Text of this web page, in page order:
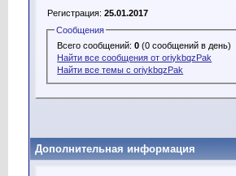
Регистрация: 25.01.2017
Сообщения
Всего сообщений:0 (0 сообщений в день)
Найти все сообщения от oriykbqzPak
Найти все темы с oriykbqzPak
Дополнительная информация